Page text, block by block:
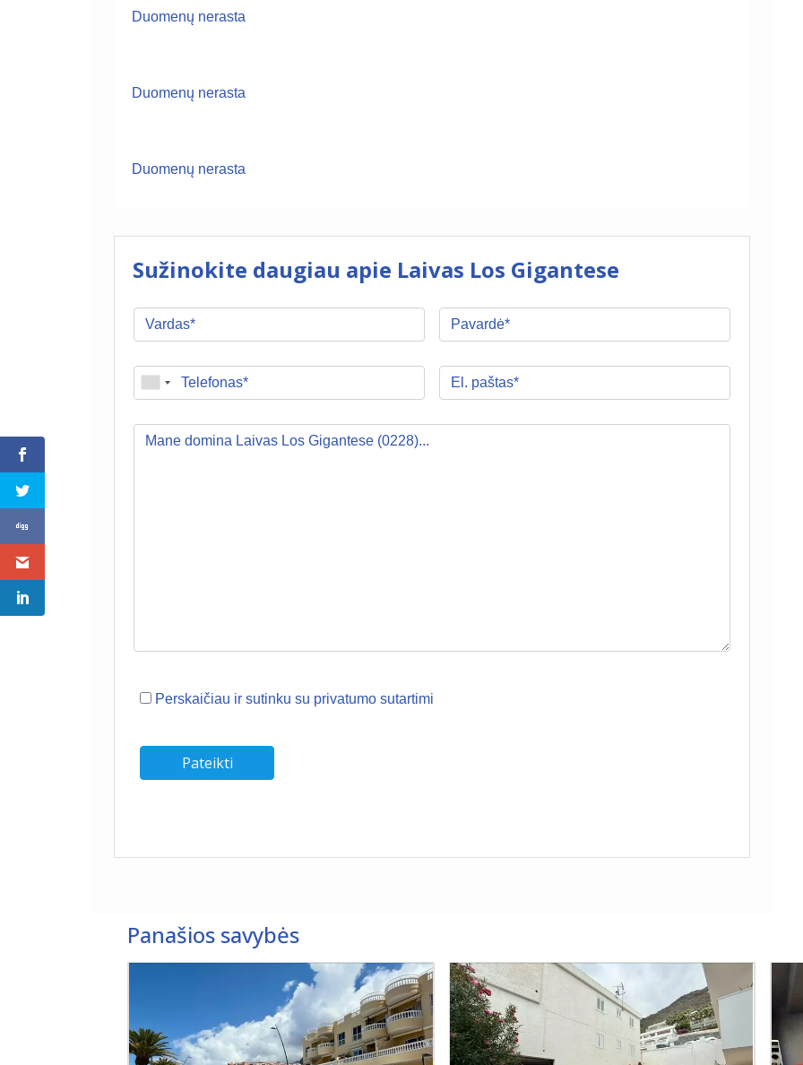
Duomenų nerasta
Duomenų nerasta
Duomenų nerasta
Sužinokite daugiau apie Laivas Los Gigantese
Perskaičiau ir sutinku su privatumo sutartimi
Panašios savybės